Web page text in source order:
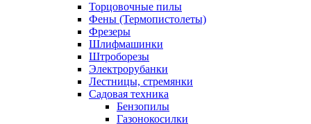
Торцовочные пилы
Фены (Термопистолеты)
Фрезеры
Шлифмашинки
Штроборезы
Электрорубанки
Лестницы, стремянки
Садовая техника
Бензопилы
Газонокосилки